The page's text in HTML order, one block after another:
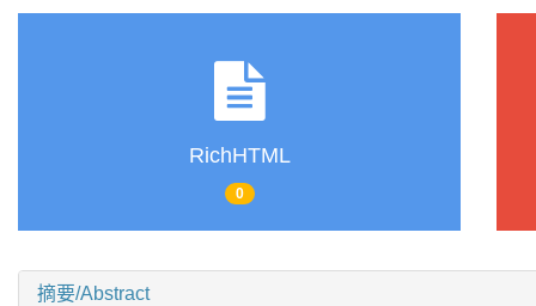
RichHTML
0
摘要/Abstract